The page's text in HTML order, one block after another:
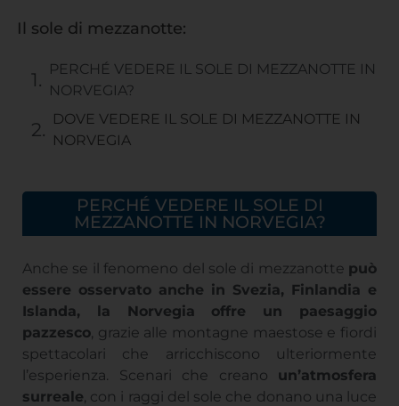
Il sole di mezzanotte:
PERCHÉ VEDERE IL SOLE DI MEZZANOTTE IN
NORVEGIA?
DOVE VEDERE IL SOLE DI MEZZANOTTE IN
NORVEGIA
PERCHÉ VEDERE IL SOLE DI
MEZZANOTTE IN NORVEGIA?
Anche se il fenomeno del sole di mezzanotte può
essere osservato anche in Svezia, Finlandia e
Islanda, la Norvegia offre un paesaggio
pazzesco, grazie alle montagne maestose e fiordi
spettacolari che arricchiscono ulteriormente
l’esperienza. Scenari che creano un’atmosfera
surreale, con i raggi del sole che donano una luce